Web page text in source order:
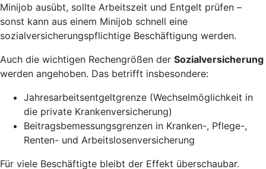
Minijob ausübt, sollte Arbeitszeit und Entgelt prüfen –
sonst kann aus einem Minijob schnell eine
sozialversicherungspflichtige Beschäftigung werden.
Auch die wichtigen Rechengrößen der Sozialversicherung
werden angehoben. Das betrifft insbesondere:
Jahresarbeitsentgeltgrenze (Wechselmöglichkeit in
die private Krankenversicherung)
Beitragsbemessungsgrenzen in Kranken-, Pflege-,
Renten- und Arbeitslosenversicherung
Für viele Beschäftigte bleibt der Effekt überschaubar.